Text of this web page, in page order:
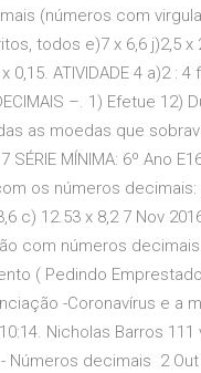
(números com
todos e)7 x 6,6 j)2,5 x
0,15. ATIVIDADE 4 a)2 : 4
–. 1) Efetue 12)
as moedas que
SÉRIE MÍNIMA: 6º Ano
os números decimais:
c) 12.53 x 8,2 7 Nov
com números
( Pedindo
-Coronavírus e a
Nicholas Barros 111
- Números decimais 2